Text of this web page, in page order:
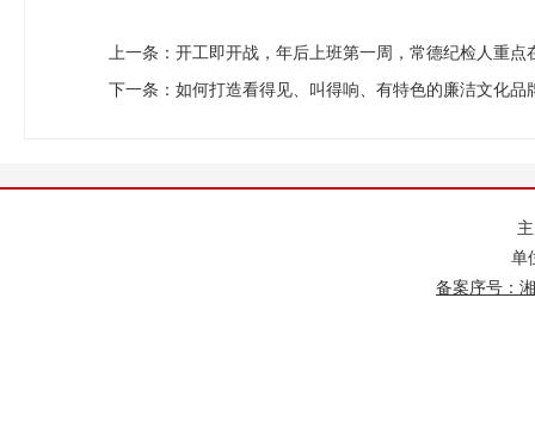
上一条： 开工即开战，年后上班第一周，常德纪检人重
下一条： 如何打造看得见、叫得响、有特色的廉洁文化
单
备案序号：